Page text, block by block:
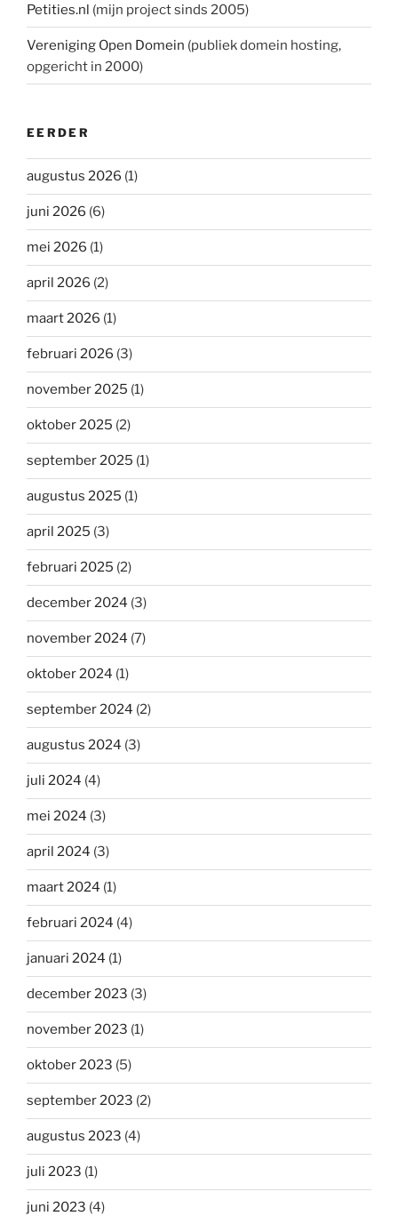
Petities.nl (mijn project sinds 2005)
Vereniging Open Domein (publiek domein hosting,
opgericht in 2000)
EERDER
augustus 2026 (1)
juni 2026 (6)
mei 2026 (1)
april 2026 (2)
maart 2026 (1)
februari 2026 (3)
november 2025 (1)
oktober 2025 (2)
september 2025 (1)
augustus 2025 (1)
april 2025 (3)
februari 2025 (2)
december 2024 (3)
november 2024 (7)
oktober 2024 (1)
september 2024 (2)
augustus 2024 (3)
juli 2024 (4)
mei 2024 (3)
april 2024 (3)
maart 2024 (1)
februari 2024 (4)
januari 2024 (1)
december 2023 (3)
november 2023 (1)
oktober 2023 (5)
september 2023 (2)
augustus 2023 (4)
juli 2023 (1)
juni 2023 (4)